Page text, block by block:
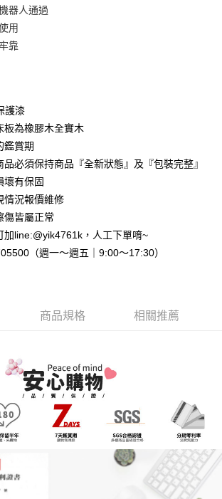
行
明】
供，台灣大哥大用戶可立即使用無須另外申請。
你分期」，訂單成立後會自動跳轉到大哥付的交易
，選擇欲分期的期數、繳款截止日，確認付款後即完
期數及費用金額請依後續交易確認頁面所載為準。
如未前往確認交易或遇審核未通過，訂單將自動取
帳單，「大哥付你分期」於每月結算日後寄送繳費提
後，可選擇「超商條碼／台灣大直營門市／銀行轉
本服務購買商品或服務，並由商店將買賣／分期付款
或地址）提供予台灣大哥大進項蒐集、處理及利用，
分期帳單所需資料之確認、核對及更正。
請詳閱以下連結： https://oppay.tw/userRule
付」】
收到商品之後才付款」的支付方式。 讓您購物簡單
員、不需綁卡、不需儲值。
碼，簡訊認證，即可結帳。
結帳流程】
AFTEE先享後付」後，將跳轉至「AFTEE先享後付」
證並確認金額後，即可完成結帳。
成當下不需立刻繳費，但若您需要取消訂單，請聯絡
商家同意取消之訂單仍視為有效，需透過AFTEE先享
需取消欲退款等相關疑問，請聯繫「AFTEE先享後付
netprotections.freshdesk.com/support/home
份有限公司提供之「AFTEE先享後付」服務完成之交
範圍內提供個人資料，並將交易相關給付款項請求債
有限公司。
事宜，請瀏覽以下網址：
事先徵得法定代理人或監護人之同意方可使用
若未經同意申辦者引起之損失，本公司不負相關責
』：1.車趟為週一至六 2.無組裝，只送至一
可一同配送組裝
含以上)免運費
器人通過
用
靠
護漆
板為橡膠木全實木
鑑賞期
必須保持商品『全新狀態』及『包裝完整』
壞有保固
情況報價維修
傷皆屬正常
line:@yik4761k，人工下單唷~
（週一～週五｜9:00～17:30）
商品規格 相關推薦